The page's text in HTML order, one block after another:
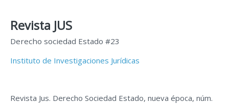
Revista JUS
Derecho sociedad Estado #23
Instituto de Investigaciones Jurídicas
Revista Jus. Derecho Sociedad Estado, nueva época, núm.